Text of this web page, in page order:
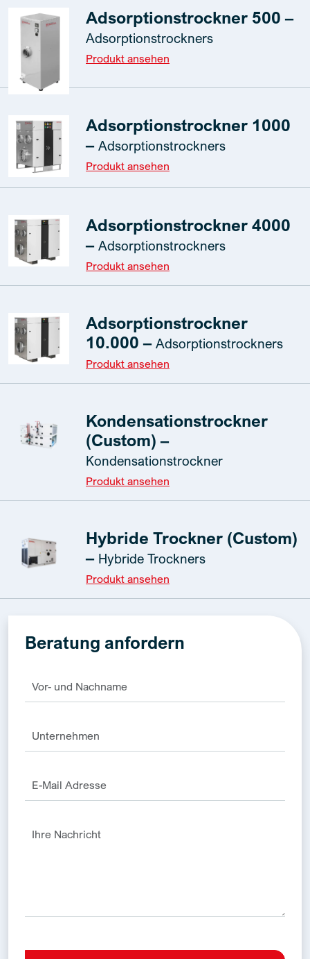
Adsorptionstrockner 500 –
Adsorptionstrockners
Produkt ansehen
Adsorptionstrockner 1000
– Adsorptionstrockners
Produkt ansehen
Adsorptionstrockner 4000
– Adsorptionstrockners
Produkt ansehen
Adsorptionstrockner
10.000 – Adsorptionstrockners
Produkt ansehen
Kondensationstrockner
(Custom) –
Kondensationstrockner
Produkt ansehen
Hybride Trockner (Custom)
– Hybride Trockners
Produkt ansehen
Beratung anfordern